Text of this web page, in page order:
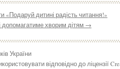
«Подаруй дитині радість читання!»
допомагатиме хворим дітям →
України
відповідно до ліцензії